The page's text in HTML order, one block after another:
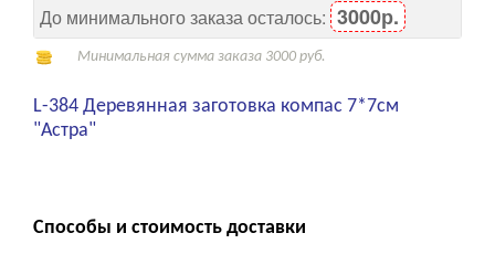
До минимального заказа осталось: 3000р.
Минимальная сумма заказа 3000 руб.
L-384 Деревянная заготовка компас 7*7см
"Астра"
Способы и стоимость доставки